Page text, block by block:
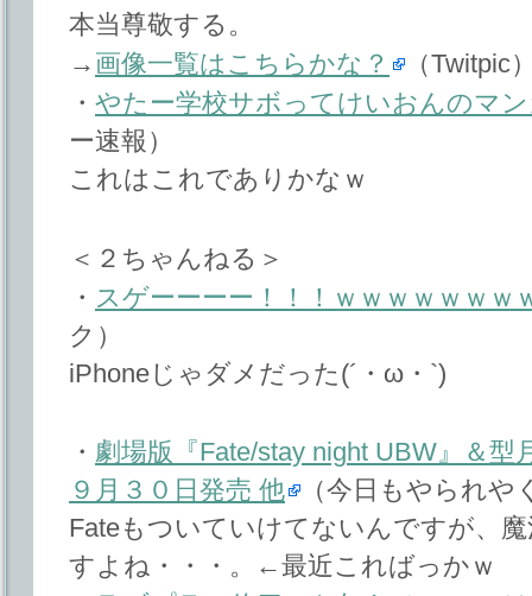
本当尊敬する。
→ 画像一覧はこちらかな？
（Twitpic
・ やたー学校サボってけいおんのマ
ー速報）
これはこれでありかなｗ
＜２ちゃんねる＞
・ スゲーーーー！！！ｗｗｗｗｗｗｗ
ク）
iPhoneじゃダメだった(´・ω・`)
・ 劇場版『Fate/stay night UBW』＆型
９月３０日発売 他
（今日もやられや
Fateもついていけてないんですが、
すよね・・・。←最近こればっかｗ